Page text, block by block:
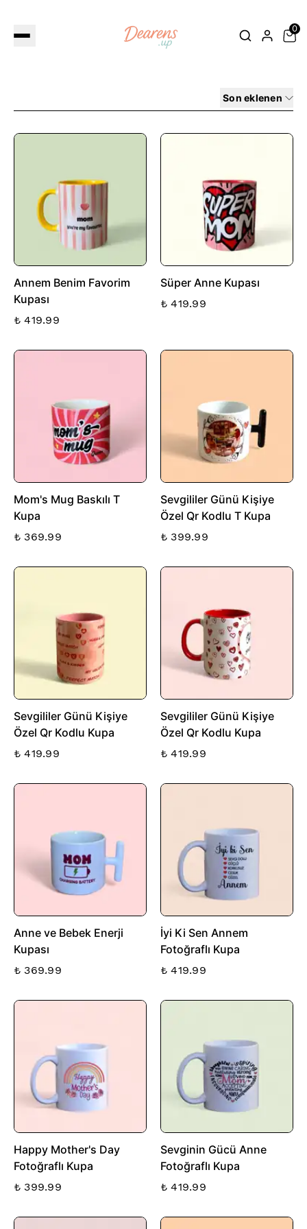
0
Son eklenen
Annem Benim Favorim
Kupası
₺ 419.99
Süper Anne Kupası
₺ 419.99
Mom's Mug Baskılı T
Kupa
₺ 369.99
Sevgililer Günü Kişiye
Özel Qr Kodlu T Kupa
₺ 399.99
Sevgililer Günü Kişiye
Özel Qr Kodlu Kupa
₺ 419.99
Sevgililer Günü Kişiye
Özel Qr Kodlu Kupa
₺ 419.99
Anne ve Bebek Enerji
Kupası
₺ 369.99
İyi Ki Sen Annem
Fotoğraflı Kupa
₺ 419.99
Happy Mother's Day
Fotoğraflı Kupa
₺ 399.99
Sevginin Gücü Anne
Fotoğraflı Kupa
₺ 419.99